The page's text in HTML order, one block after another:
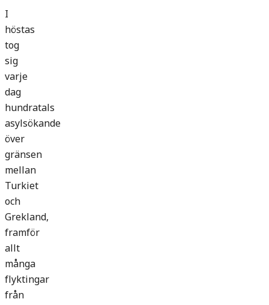
I
höstas
tog
sig
varje
dag
hundratals
asylsökande
över
gränsen
mellan
Turkiet
och
Grekland,
framför
allt
många
flyktingar
från